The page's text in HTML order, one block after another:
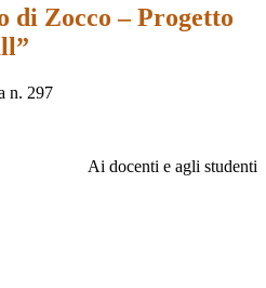
di Zocco – Progetto
n. 297
Ai docenti e agli studenti